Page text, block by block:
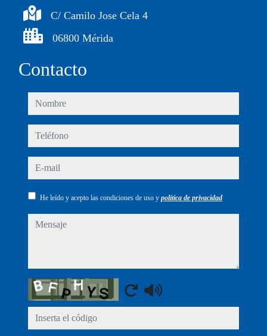
C/ Camilo Jose Cela 4
06800 Mérida
Contacto
nombre
teléfono
e-mail
He leído y acepto las condiciones de uso y política de privacidad
mensaje
Captcha